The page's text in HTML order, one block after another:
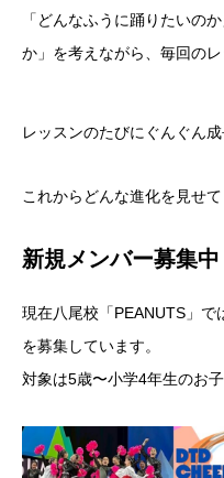
「どんなふうに踊りたいの
か」を考えながら、毎回の
レッスンのたびにぐんぐん
これからどんな進化を見せ
新規メンバー募集中
現在八尾校「PEANUTS」
を募集しています。
対象は5歳〜小学4年生のお子